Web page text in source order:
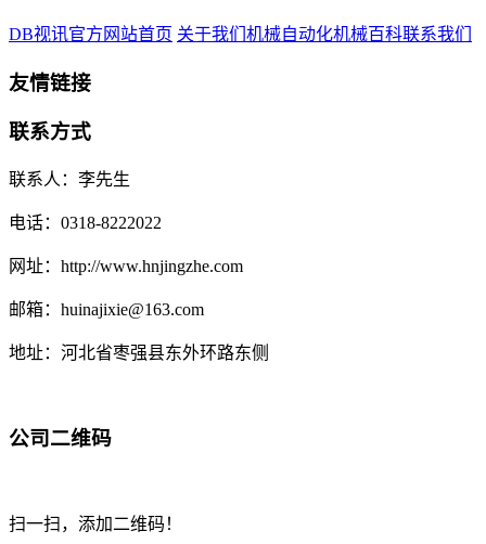
DB视讯官方网站首页 关于我们 机械自动化机械百科联系我们
友情链接
联系方式
联系人：李先生
电话：0318-8222022
网址：http://www.hnjingzhe.com
邮箱：huinajixie@163.com
地址：河北省枣强县东外环路东侧
公司二维码
扫一扫，添加二维码！